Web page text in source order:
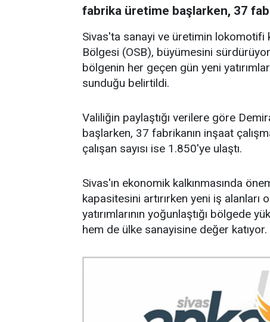
fabrika üretime başlarken, 37
Sivas'ta sanayi ve üretimin lokomotifi
Bölgesi (OSB), büyümesini
bölgenin her geçen gün yeni
sunduğu belirtildi.
Valiliğin paylaştığı verilere göre
başlarken, 37 fabrikanın inşaat
çalışan sayısı ise 1.850'ye ulaştı.
Sivas'ın ekonomik kalkınmasında
kapasitesini artırırken yeni iş alanları
yatırımlarının yoğunlaştığı bölgede
hem de ülke sanayisine değer katıyor.